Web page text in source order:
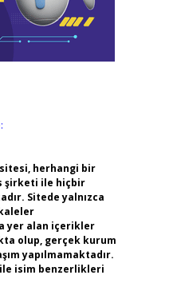
herhangi bir
şirketi ile hiçbir
Sitede yalnızca
yer alan içerikler
olup, gerçek kurum
yapılmamaktadır.
isim benzerlikleri